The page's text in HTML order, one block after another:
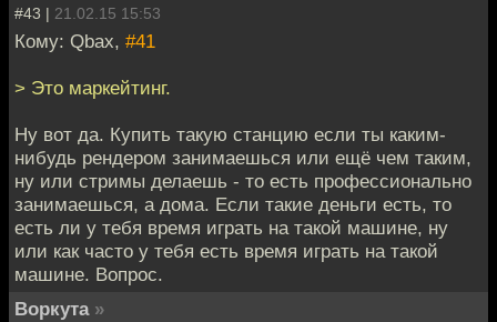
#43 | 21.02.15 15:53
Кому: Qbax, #41
> Это маркейтинг.
Ну вот да. Купить такую станцию если ты каким-
нибудь рендером занимаешься или ещё чем таким,
ну или стримы делаешь - то есть профессионально
занимаешься, а дома. Если такие деньги есть, то
есть ли у тебя время играть на такой машине, ну
или как часто у тебя есть время играть на такой
машине. Вопрос.
Воркута »